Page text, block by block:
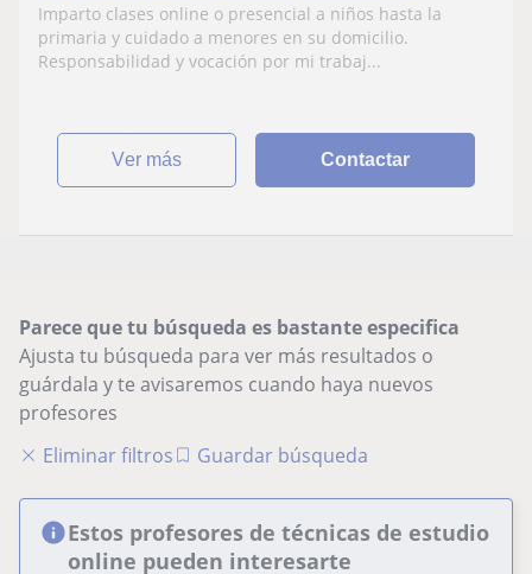
Imparto clases online o presencial a niños hasta la
primaria y cuidado a menores en su domicilio.
Responsabilidad y vocación por mi trabaj...
ver más Contactar
Parece que tu búsqueda es bastante especifica
Ajusta tu búsqueda para ver más resultados o
guárdala y te avisaremos cuando haya nuevos
profesores
Eliminar filtros
Guardar búsqueda
Estos profesores de técnicas de estudio
online pueden interesarte